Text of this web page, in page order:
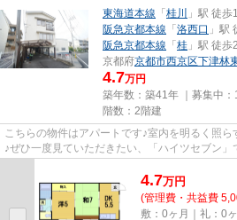
東海道本線 「 桂川
」駅 徒歩
阪急京都本線 「 洛西口 」駅
阪急京都本線 「 桂 」駅 徒歩
京都府京都市西京区下津林
4.7万円
築年数：築41年 ｜募集中：
階数：2階建
こちらの物件はアパートです♪室内を明るく照
♪ぜひ一度見ていただきたい、「ハイツセブン
4.7万円
(管理費・共益費
敷：0ヶ月｜礼：0